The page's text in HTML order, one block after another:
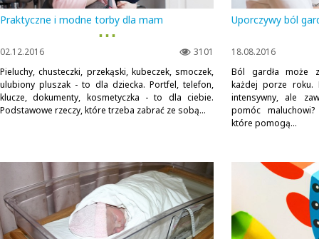
Praktyczne i modne torby dla mam
▪ ▪ ▪
3101
02.12.2016
Pieluchy, chusteczki, przekąski, kubeczek, smoczek,
ulubiony pluszak - to dla dziecka. Portfel, telefon,
klucze, dokumenty, kosmetyczka - to dla ciebie.
Podstawowe rzeczy, które trzeba zabrać ze sobą...
Uporczywy ból
18.08.2016
Ból gardła może
każdej porze
intensywny, ale
pomóc
które pomogą...